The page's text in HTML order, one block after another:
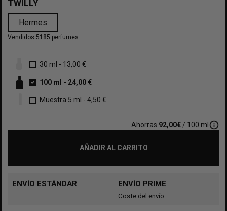
TWILLY
Hermes
Vendidos 5185 perfumes
30 ml - 13,00 €
100 ml - 24,00 €
Muestra 5 ml - 4,50 €
Ahorras 92,00€ / 100 ml info_outline
AÑADIR AL CARRITO
ENVÍO ESTÁNDAR ENVÍO PRIME
Coste del envío: